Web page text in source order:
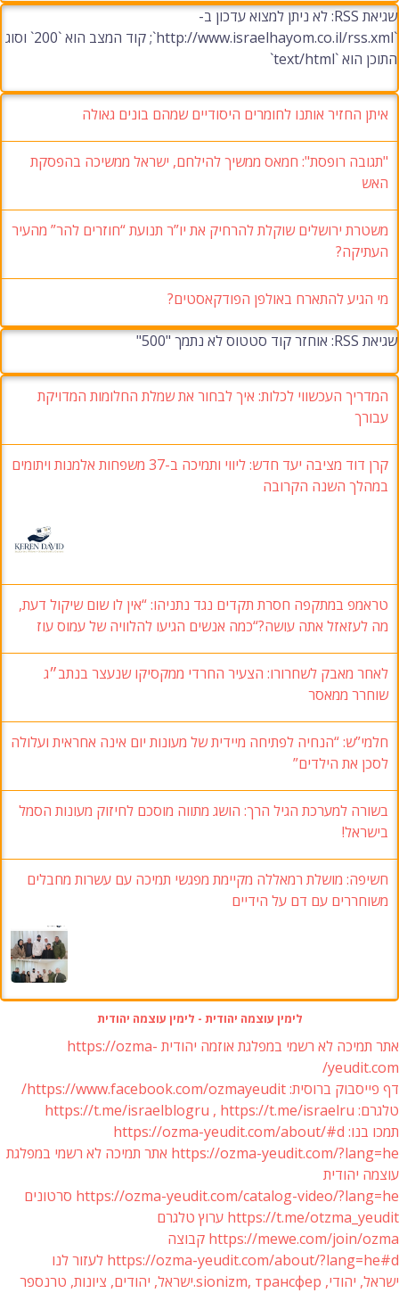
שגיאת RSS: לא ניתן למצוא עדכון ב-
`http://www.israelhayom.co.il/rss.xml`; קוד המצב הוא `200` וסוג
התוכן הוא `text/html`
איתן החזיר אותנו לחומרים היסודיים שמהם בונים גאולה
"תגובה רופסת": חמאס ממשיך להילחם, ישראל ממשיכה בהפסקת
האש
משטרת ירושלים שוקלת להרחיק את יו”ר תנועת “חוזרים להר” מהעיר
העתיקה?
מי הגיע להתארח באולפן הפודקאסטים?
שגיאת RSS: אוחזר קוד סטטוס לא נתמך "500"
המדריך העכשווי לכלות: איך לבחור את שמלת החלומות המדויקת
עבורך
קרן דוד מציבה יעד חדש: ליווי ותמיכה ב-37 משפחות אלמנות ויתומים
במהלך השנה הקרובה
טראמפ במתקפה חסרת תקדים נגד נתניהו: “אין לו שום שיקול דעת,
מה לעזאזל אתה עושה?“כמה אנשים הגיעו להלוויה של עמוס עוז
לאחר מאבק לשחרורו: הצעיר החרדי ממקסיקו שנעצר בנתב״ג
שוחרר ממאסר
חלמי”ש: “הנחיה לפתיחה מיידית של מעונות יום אינה אחראית ועלולה
לסכן את הילדים”
בשורה למערכת הגיל הרך: הושג מתווה מוסכם לחיזוק מעונות הסמל
בישראל!
חשיפה: מושלת רמאללה מקיימת מפגשי תמיכה עם עשרות מחבלים
משוחררים עם דם על הידיים
לימין עוצמה יהודית - לימין עוצמה יהודית
אתר תמיכה לא רשמי במפלגת אוזמה יהודית https://ozma-
yeudit.com/
דף פייסבוק ברוסית: https://www.facebook.com/ozmayeudit/
טלגרם: https://t.me/israelblogru , https://t.me/israelru
תמכו בנו: https://ozma-yeudit.com/about/#d
https://ozma-yeudit.com/?lang=he אתר תמיכה לא רשמי במפלגת
עוצמה יהודית
https://ozma-yeudit.com/catalog-video/?lang=he סרטונים
https://t.me/otzma_yeudit ערוץ טלגרם
https://mewe.com/join/ozma קבוצה
https://ozma-yeudit.com/about/?lang=he#d לעזור לנו
ישראל, יהודי, sionizm, трансфер.ישראל, יהודים, ציונות, טרנספר